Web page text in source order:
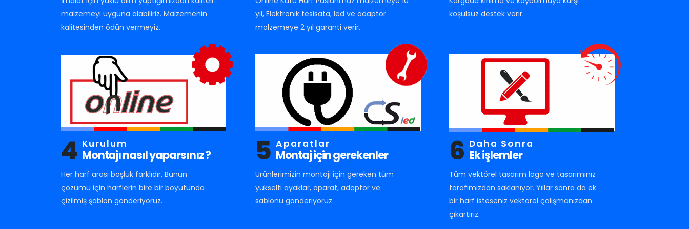
malzemeyi uyguna alabiliriz. Malzemenin
kalitesinden ödün vermeyiz.
yıl, Elektronik tesisata, led ve adaptör
malzemeye 2 yıl garanti verir.
koşulsuz destek verir.
4 Kurulum
Montajı nasıl yaparsınız ?
Her harf arası boşluk farklıdır. Bunun
çözümü için harflerin bire bir boyutunda
çizilmiş şablon gönderiyoruz.
5 Aparatlar
Montaj için gerekenler
Ürünlerimizin montajı için gereken tüm
yükselti ayaklar, aparat, adaptor ve
sablonu gönderiyoruz.
6 Daha Sonra
Ek işlemler
Tüm vektörel tasarım logo ve tasarımınız
tarafımızdan saklanıyor. Yıllar sonra da ek
bir harf isteseniz vektörel çalışmanızdan
çıkartırız.